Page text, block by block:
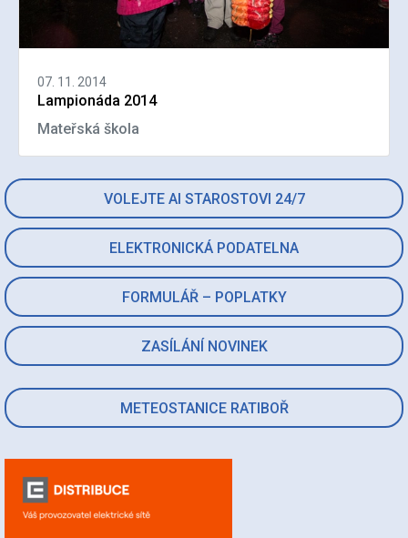
VOLEJTE AI STAROSTOVI 24/7
ELEKTRONICKÁ PODATELNA
FORMULÁŘ – POPLATKY
ZASÍLÁNÍ NOVINEK
METEOSTANICE RATIBOŘ
07. 11. 2014
Lampionáda 2014
Mateřská škola